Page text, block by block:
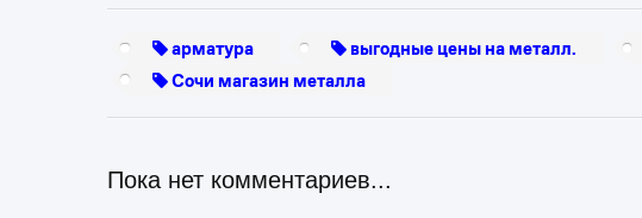
арматура выгодные цены на металл.
Сочи магазин металла
Пока нет комментариев...